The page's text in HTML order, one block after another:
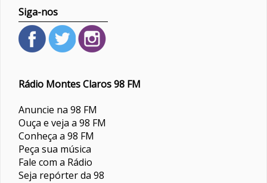
Siga-nos
Rádio Montes Claros 98 FM
Anuncie na 98 FM
Ouça e veja a 98 FM
Conheça a 98 FM
Peça sua música
Fale com a Rádio
Seja repórter da 98